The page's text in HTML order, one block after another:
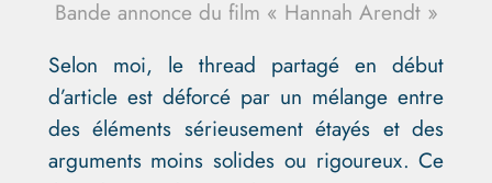
Bande annonce du film « Hannah Arendt »
Selon moi, le thread partagé en début
d’article est déforcé par un mélange entre
des éléments sérieusement étayés et des
arguments moins solides ou rigoureux. Ce